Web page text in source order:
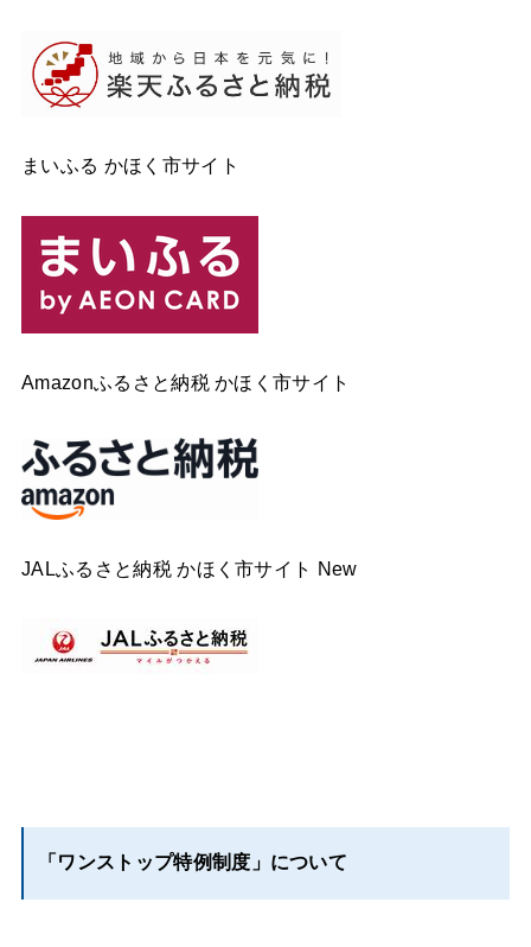
まいふる かほく市サイト
Amazonふるさと納税 かほく市サイト
JALふるさと納税 かほく市サイト New
「ワンストップ特例制度」について